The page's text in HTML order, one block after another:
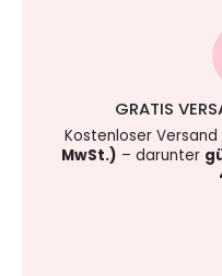
GRATIS
Kostenloser Versand
MwSt.) – darunter